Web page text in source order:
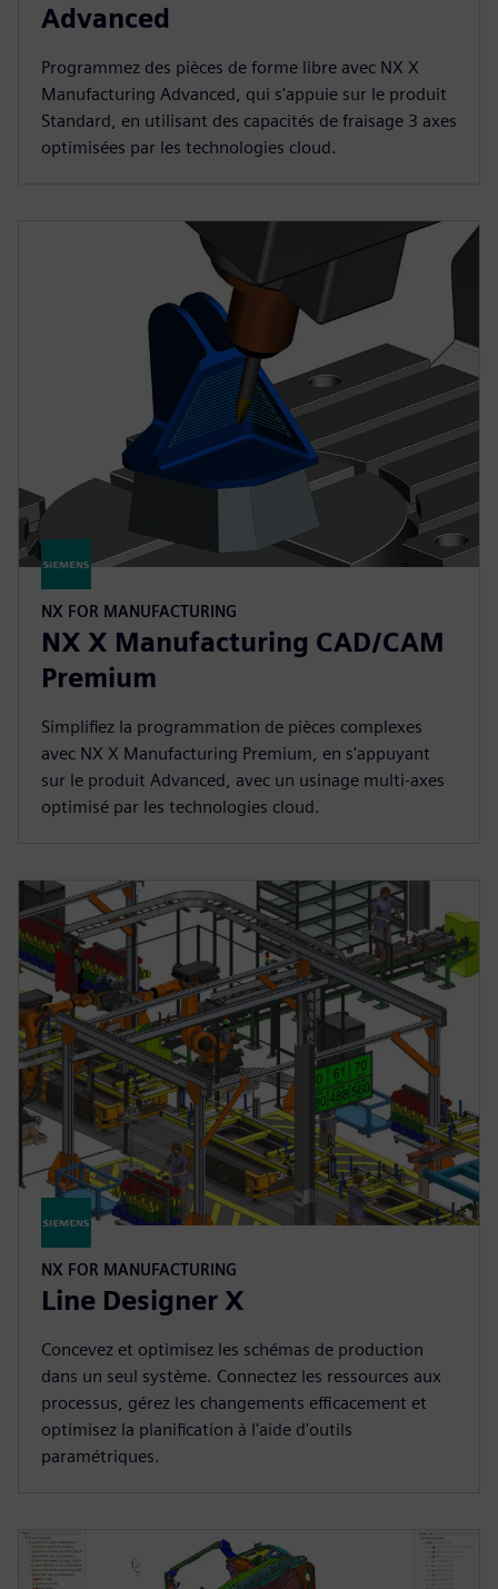
Advanced
Programmez des pièces de forme libre avec NX X
Manufacturing Advanced, qui s'appuie sur le produit
Standard, en utilisant des capacités de fraisage 3 axes
optimisées par les technologies cloud.
NX FOR MANUFACTURING
NX X Manufacturing CAD/CAM
Premium
Simplifiez la programmation de pièces complexes
avec NX X Manufacturing Premium, en s'appuyant
sur le produit Advanced, avec un usinage multi-axes
optimisé par les technologies cloud.
NX FOR MANUFACTURING
Line Designer X
Concevez et optimisez les schémas de production
dans un seul système. Connectez les ressources aux
processus, gérez les changements efficacement et
optimisez la planification à l'aide d'outils
paramétriques.